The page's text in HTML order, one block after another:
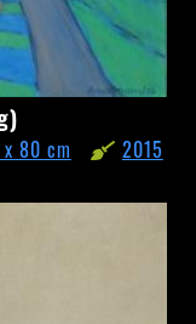
2015
80 cm